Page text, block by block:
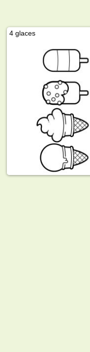
4 glaces